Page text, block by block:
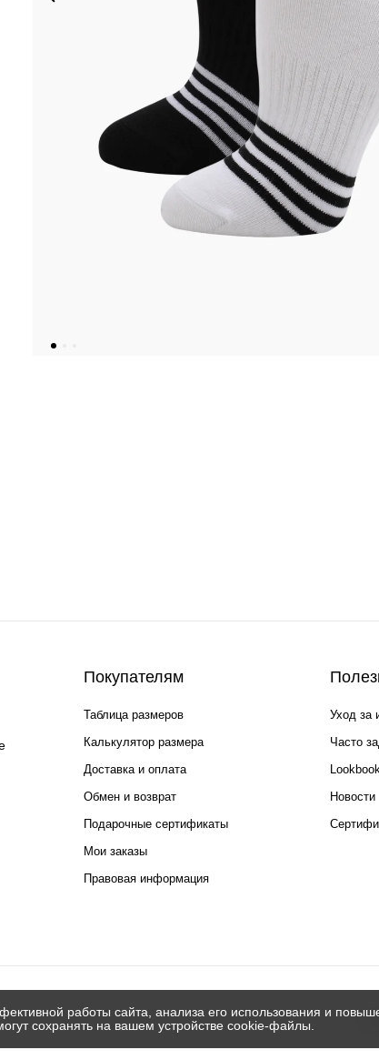
Покупателям
Таблица размеров
Калькулятор размера
Доставка и оплата
Обмен и возврат
Подарочные сертификаты
Мои заказы
Правовая информация
Уход за
Часто
Новости
работы сайта, анализа его использования и
сохранять на вашем устройстве cookie-файлы.